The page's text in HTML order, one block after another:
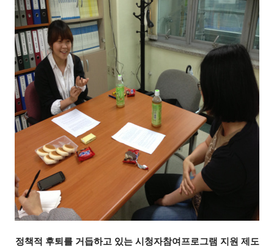
정책적 후퇴를 거듭하고 있는 시청자참여프로그램 지원 제도